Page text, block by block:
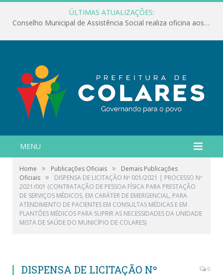
ÚLTIMAS ATUALIZAÇÕES:
Conselho Municipal de Assistência Social realiza oficina aos servidores
MENU
Home » Publicações Oficiais »
Demais Publicações
Oficiais »
DISPENSA DE LICITAÇÃO Nº 001/2021 | PROCESSO Nº
2021/001 (CONTRATAÇÃO DE PESSOA FÍSICA PARA PRESTAÇÃO
DE SERVIÇOS MÉDICOS, EM CARÁTER DE EMERGENCIAL, PARA
ATENDIMENTO DE PACIENTES EM CONSULTAS MÉDICAS E EM
PLANTÕES MÉDICOS PARA SUPRIR AS NECESSIDADES DA UNIDADE
MISTA DE SAÚDE DO MUNICÍPIO DE COLARES)
DISPENSA DE LICITAÇÃO Nº
0